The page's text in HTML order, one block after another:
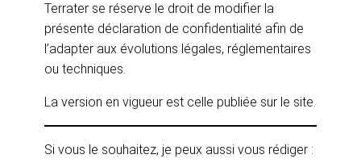
Terrater se réserve le droit de modifier la
présente déclaration de confidentialité afin de
l’adapter aux évolutions légales, réglementaires
ou techniques.
La version en vigueur est celle publiée sur le site.
Si vous le souhaitez, je peux aussi vous rédiger :